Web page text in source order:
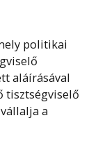
politikai
aláírásával
tisztségviselő
a